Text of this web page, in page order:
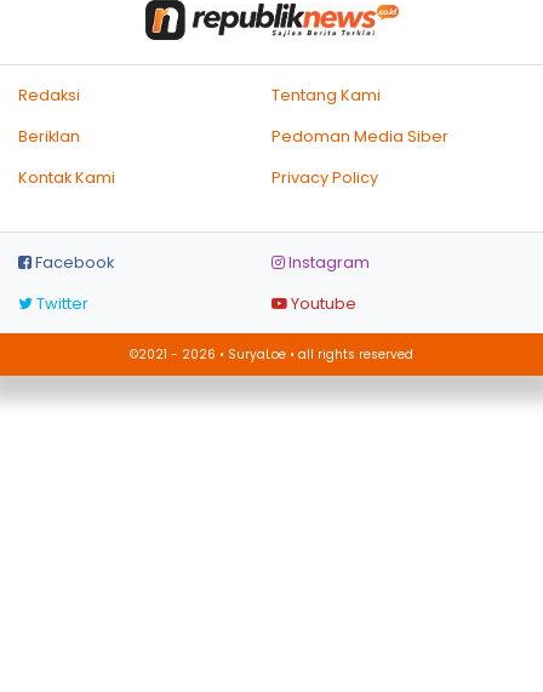
Redaksi
Tentang Kami
Beriklan
Pedoman Media Siber
Kontak Kami
Privacy Policy
Facebook
Instagram
Twitter
Youtube
©2021 - 2026 • SuryaLoe • all rights reserved